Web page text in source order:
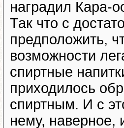
наградил Кара-
Так что с
предположить,
возможности
спиртные
приходилось
спиртным. И с
нему,